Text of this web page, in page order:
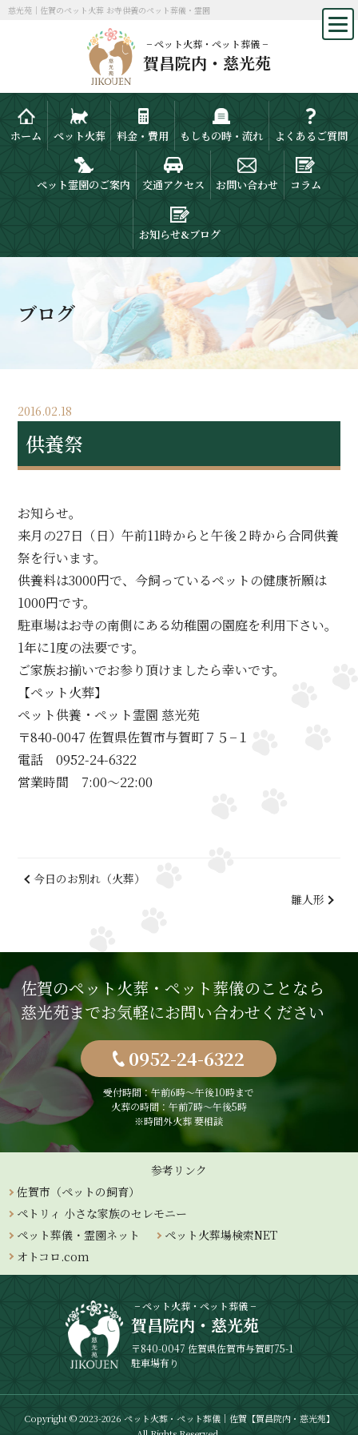
慈光苑｜佐賀のペット火葬 お寺供養のペット葬儀・霊園
− ペット火葬・ペット葬儀 −
賀昌院内・慈光苑
ホーム ペット火葬 料金・費用 もしもの時・流れ よくあるご質問
ペット霊園のご案内 交通アクセス お問い合わせ コラム
お知らせ&ブログ
ブログ
2016.02.18
供養祭
お知らせ。
来月の27日（日）午前11時からと午後２時から合同供養
祭を行います。
供養料は3000円で、今飼っているペットの健康祈願は
1000円です。
駐車場はお寺の南側にある幼稚園の園庭を利用下さい。
1年に1度の法要です。
ご家族お揃いでお参り頂けましたら幸いです。
【ペット火葬】
ペット供養・ペット霊園 慈光苑
〒840-0047 佐賀県佐賀市与賀町７５−１
電話 0952-24-6322
営業時間 7:00～22:00
今日のお別れ（火葬）
雛人形
佐賀のペット火葬・ペット葬儀のことなら
慈光苑までお気軽にお問い合わせください
0952-24-6322
受付時間：午前6時〜午後10時まで
火葬の時間：午前7時～午後5時
※時間外火葬 要相談
参考リンク
佐賀市（ペットの飼育）
ペトリィ 小さな家族のセレモニー
ペット葬儀・霊園ネット
ペット火葬場検索NET
オトコロ.com
− ペット火葬・ペット葬儀 −
賀昌院内・慈光苑
〒840-0047 佐賀県佐賀市与賀町75-1
駐車場有り
Copyright © 2023-2026 ペット火葬・ペット葬儀｜佐賀【賀昌院内・慈光苑】